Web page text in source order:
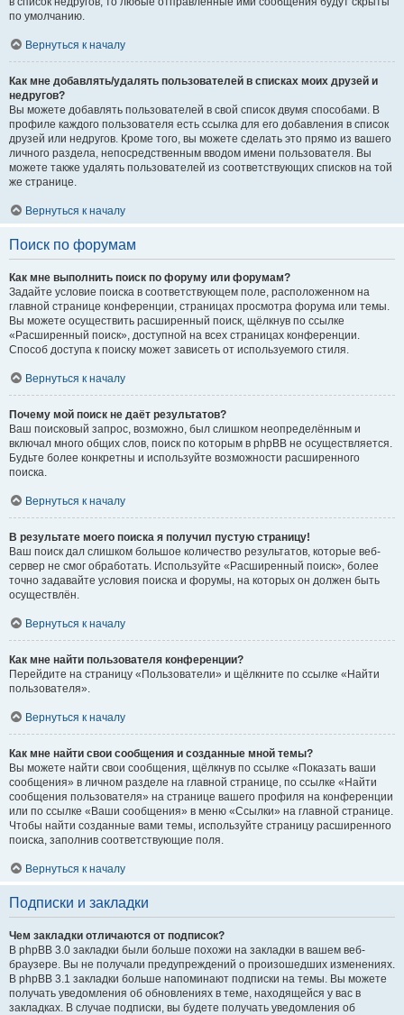
по умолчанию.
Вернуться к началу
Как мне добавлять/удалять пользователей в списках моих друзей и
недругов?
Вы можете добавлять пользователей в свой список двумя способами. В
профиле каждого пользователя есть ссылка для его добавления в список
друзей или недругов. Кроме того, вы можете сделать это прямо из вашего
личного раздела, непосредственным вводом имени пользователя. Вы
можете также удалять пользователей из соответствующих списков на той
же странице.
Вернуться к началу
Поиск по форумам
Как мне выполнить поиск по форуму или форумам?
Задайте условие поиска в соответствующем поле, расположенном на
главной странице конференции, страницах просмотра форума или темы.
Вы можете осуществить расширенный поиск, щёлкнув по ссылке
«Расширенный поиск», доступной на всех страницах конференции.
Способ доступа к поиску может зависеть от используемого стиля.
Вернуться к началу
Почему мой поиск не даёт результатов?
Ваш поисковый запрос, возможно, был слишком неопределённым и
включал много общих слов, поиск по которым в phpBB не осуществляется.
Будьте более конкретны и используйте возможности расширенного
поиска.
Вернуться к началу
В результате моего поиска я получил пустую страницу!
Ваш поиск дал слишком большое количество результатов, которые веб-
сервер не смог обработать. Используйте «Расширенный поиск», более
точно задавайте условия поиска и форумы, на которых он должен быть
осуществлён.
Вернуться к началу
Как мне найти пользователя конференции?
Перейдите на страницу «Пользователи» и щёлкните по ссылке «Найти
пользователя».
Вернуться к началу
Как мне найти свои сообщения и созданные мной темы?
Вы можете найти свои сообщения, щёлкнув по ссылке «Показать ваши
сообщения» в личном разделе на главной странице, по ссылке «Найти
сообщения пользователя» на странице вашего профиля на конференции
или по ссылке «Ваши сообщения» в меню «Ссылки» на главной странице.
Чтобы найти созданные вами темы, используйте страницу расширенного
поиска, заполнив соответствующие поля.
Вернуться к началу
Подписки и закладки
Чем закладки отличаются от подписок?
В phpBB 3.0 закладки были больше похожи на закладки в вашем веб-
браузере. Вы не получали предупреждений о произошедших изменениях.
В phpBB 3.1 закладки больше напоминают подписки на темы. Вы можете
получать уведомления об обновлениях в теме, находящейся у вас в
закладках. В случае подписки, вы будете получать уведомления об